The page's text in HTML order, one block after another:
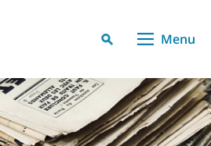
Menu